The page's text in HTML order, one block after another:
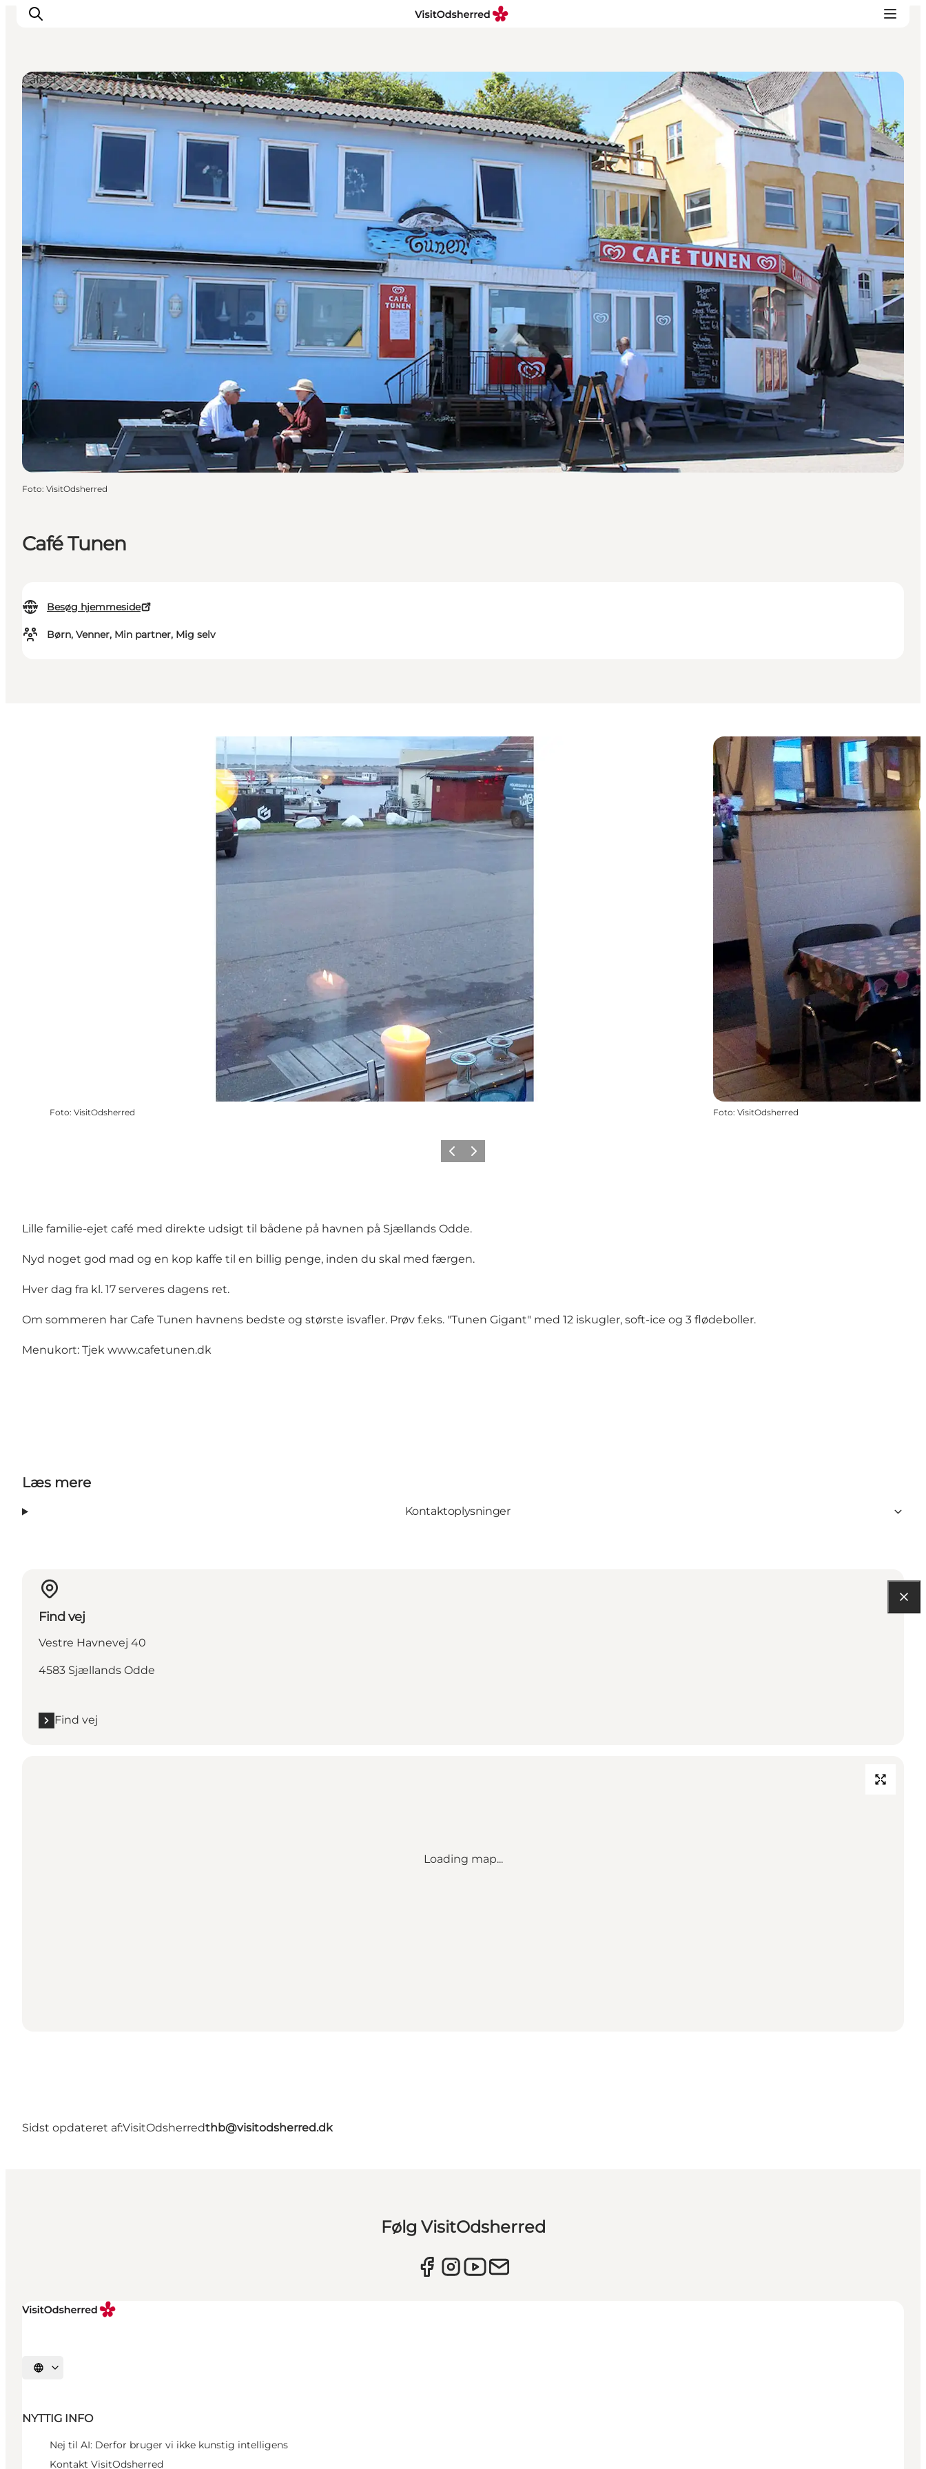
DET SKER
OPLEV
PRAKTISK
Café Tunen
Besøg hjemmeside
Børn, Venner, Min partner, Mig selv
Cafeer
Foto: VisitOdsherred
Foto: VisitOdsherred Foto: VisitOdsherred
Forrige billede
Næste billede
Lille familie-ejet café med direkte udsigt til bådene på havnen på Sjællands Odde.
Nyd noget god mad og en kop kaffe til en billig penge, inden du skal med færgen.
Hver dag fra kl. 17 serveres dagens ret.
Om sommeren har Cafe Tunen havnens bedste og største isvafler. Prøv f.eks. "Tunen Gigant" med 12 iskugler, soft-ice og 3 flødeboller.
Menukort: Tjek www.cafetunen.dk
Læs mere
Kontaktoplysninger
Find vej
Vestre Havnevej 40
4583 Sjællands Odde
Find vej
Loading map...
Sidst opdateret af:VisitOdsherredthb@visitodsherred.dk
Følg VisitOdsherred
Vælg sprog
NYTTIG INFO
Nej til AI: Derfor bruger vi ikke kunstig intelligens
Kontakt VisitOdsherred